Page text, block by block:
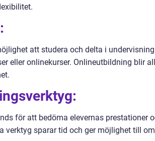
att studera och delta i
eller onlinekurser. Onlineutbildning blir
för att bedöma elevernas prestationer
verktyg sparar tid och ger möjlighet till